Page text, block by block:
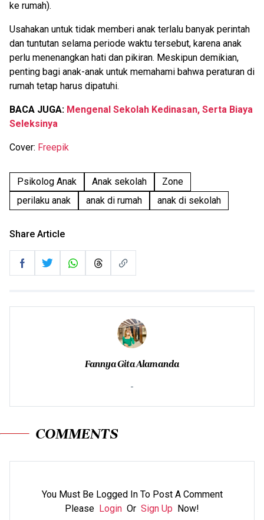
ke rumah).
Usahakan untuk tidak memberi anak terlalu banyak perintah
dan tuntutan selama periode waktu tersebut, karena anak
perlu menenangkan hati dan pikiran. Meskipun demikian,
penting bagi anak-anak untuk memahami bahwa peraturan di
rumah tetap harus dipatuhi.
BACA JUGA: Mengenal Sekolah Kedinasan, Serta Biaya
Seleksinya
Cover: Freepik
Psikolog Anak Anak sekolah
Zone
perilaku anak
anak di rumah anak di sekolah
Share Article
Fannya Gita Alamanda
-
COMMENTS
You Must Be Logged In To Post A Comment
Please Login Or Sign Up Now!